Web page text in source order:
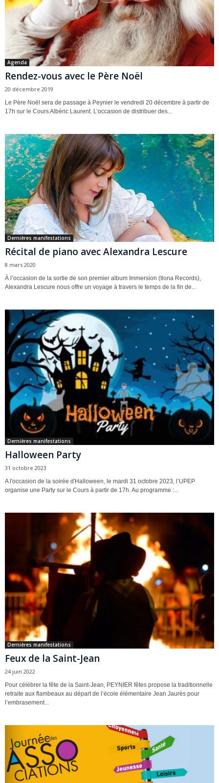
Agenda
Rendez-vous avec le Père Noël
20 décembre 2019
Le Père Noël sera de passage à Peynier le vendredi 20 décembre à partir de
17h sur le Cours Albéric Laurent. L’occasion de distribuer des...
Dernières manifestations
Récital de piano avec Alexandra Lescure
8 mars 2020
À l’occasion de la sortie de son premier album Immersion (Ilona Records),
Alexandra Lescure nous offre un voyage à travers le temps de la fin de...
Dernières manifestations
Halloween Party
31 octobre 2023
A l'occasion de la soirée d'Halloween, le mardi 31 octobre 2023, l’UPEP
organise une Party sur le Cours à partir de 17h. Au programme :...
Dernières manifestations
Feux de la Saint-Jean
24 juin 2022
Pour célébrer la fête de la Saint-Jean, PEYNIER fêtes propose la traditionnelle
retraite aux flambeaux au départ de l’école élémentaire Jean Jaurès pour
l’embrasement...